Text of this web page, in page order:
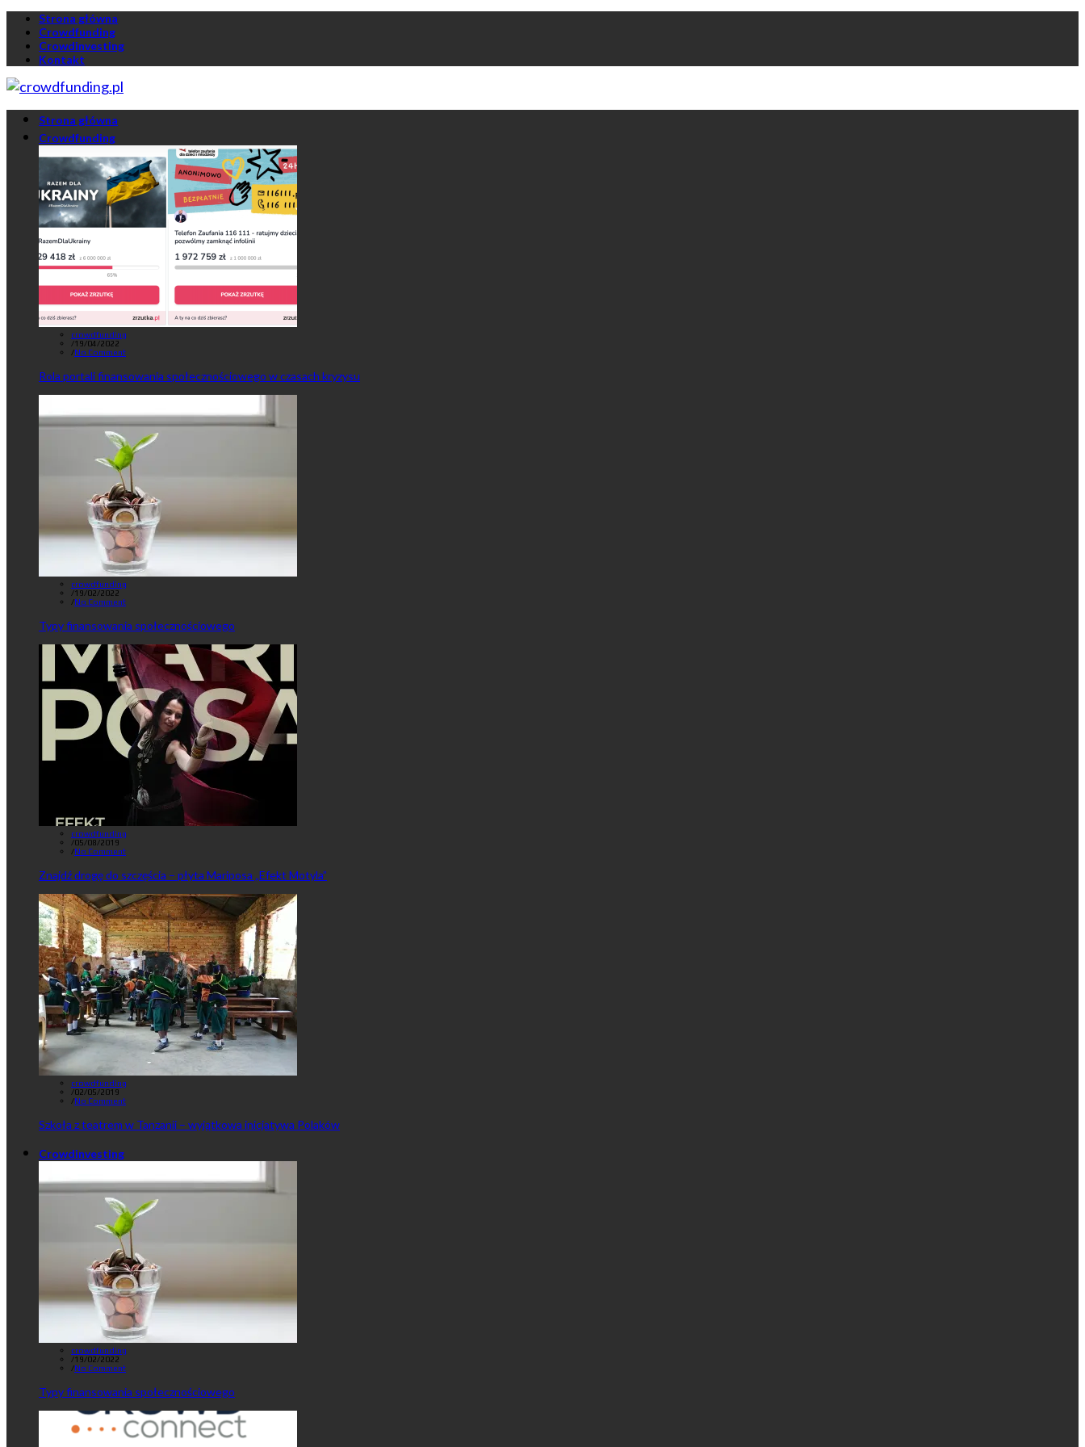
Strona główna
Crowdfunding
Crowdinvesting
Kontakt
Strona główna
Crowdfunding
crowdfunding
/19/04/2022
/No Comment
Rola portali finansowania społecznościowego w czasach kryzysu
crowdfunding
/19/02/2022
/No Comment
Typy finansowania społecznościowego
crowdfunding
/05/08/2019
/No Comment
Znajdź drogę do szczęścia – płyta Mariposa „Efekt Motyla”
crowdfunding
/02/05/2019
/No Comment
Szkoła z teatrem w Tanzanii – wyjątkowa inicjatywa Polaków
Crowdinvesting
crowdfunding
/19/02/2022
/No Comment
Typy finansowania społecznościowego